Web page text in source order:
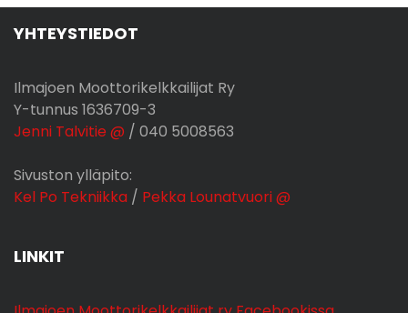
YHTEYSTIEDOT
Ilmajoen Moottorikelkkailijat Ry
Y-tunnus 1636709-3
Jenni Talvitie @ / 040 5008563
Sivuston ylläpito:
Kel Po Tekniikka / Pekka Lounatvuori @
LINKIT